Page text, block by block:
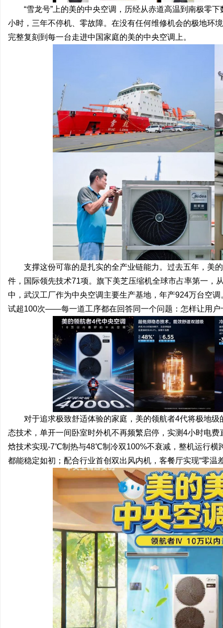
“雪龙号”上的美的中央空调，历经从赤道高温到南极零
小时，三年不停机、零故障。在没有任何维修机会的极地环
完整复刻到每一台走进中国家庭的美的中央空调上。
支撑这份可靠的是扎实的全产业链能力。过去五年，美
件，国际领先技术71项。旗下美芝压缩机全球市占率第一，
中，武汉工厂作为中央空调主要生产基地，年产924万台空
试超100次——每一道工序都在回答同一个问题：怎样让用户
对于追求极致舒适体验的家庭，美的领航者4代将极地
态技术，单开一间卧室时外机不再频繁启停，实测4小时电
焓技术实现-7℃制热与48℃制冷双100%不衰减，整机运行
都能稳定如初；配合行业首创双出风内机，客餐厅实现“零温